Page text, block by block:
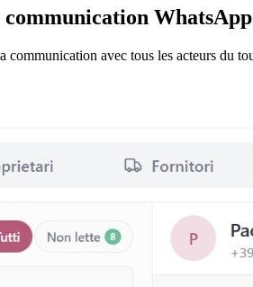
communication
avec tous les acteurs du